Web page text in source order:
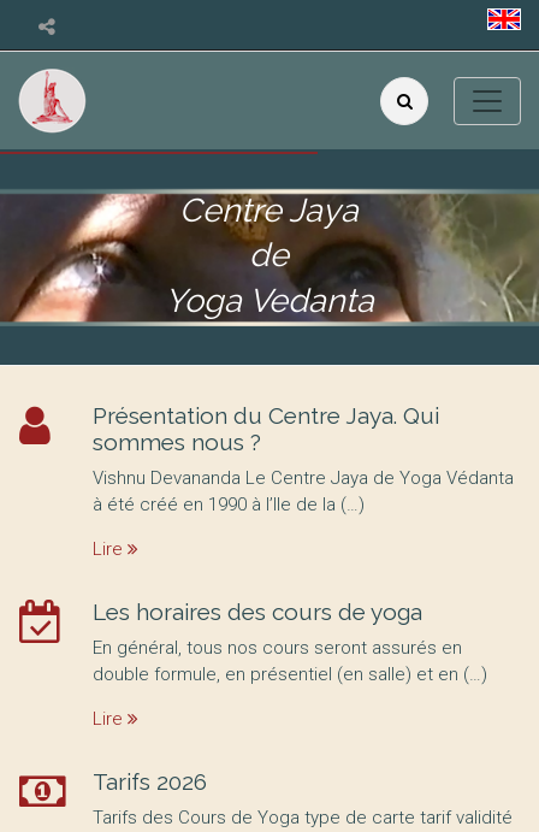
Centre Jaya
de
Yoga Vedanta
Présentation du Centre Jaya. Qui
sommes nous ?
Vishnu Devananda Le Centre Jaya de Yoga Védanta
à été créé en 1990 à l’Ile de la (…)
Lire
Les horaires des cours de yoga
En général, tous nos cours seront assurés en
double formule, en présentiel (en salle) et en (…)
Lire
Tarifs 2026
Tarifs des Cours de Yoga type de carte tarif validité